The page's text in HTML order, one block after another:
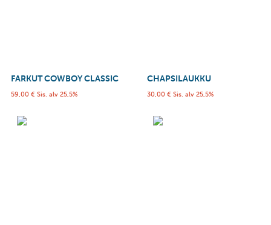
FARKUT COWBOY CLASSIC
59,00 € Sis. alv 25,5%
CHAPSILAUKKU
30,00 € Sis. alv 25,5%